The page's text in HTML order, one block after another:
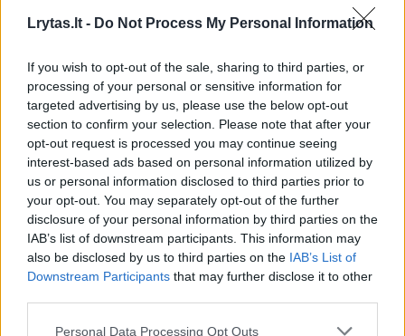
Lrytas.lt - Do Not Process My Personal Information
If you wish to opt-out of the sale, sharing to third parties, or
processing of your personal or sensitive information for
targeted advertising by us, please use the below opt-out
section to confirm your selection. Please note that after your
opt-out request is processed you may continue seeing
interest-based ads based on personal information utilized by
us or personal information disclosed to third parties prior to
your opt-out. You may separately opt-out of the further
disclosure of your personal information by third parties on the
IAB’s list of downstream participants. This information may
also be disclosed by us to third parties on the IAB’s List of
Downstream Participants that may further disclose it to other
Personal Data Processing Opt Outs
JAV pasiuntinys lankėsi
Izraelyje(1)
šiaurės
pastatui
Izraelio ministras pirmininkas Benjaminas
Netanyahu anksčiau paragino Izraelio